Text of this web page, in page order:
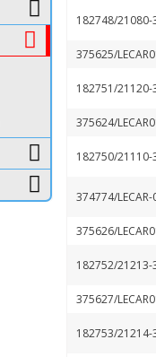
182748/
375625/
182751/
375624/
182750/
374774/
375626/
182752/
375627/
182753/